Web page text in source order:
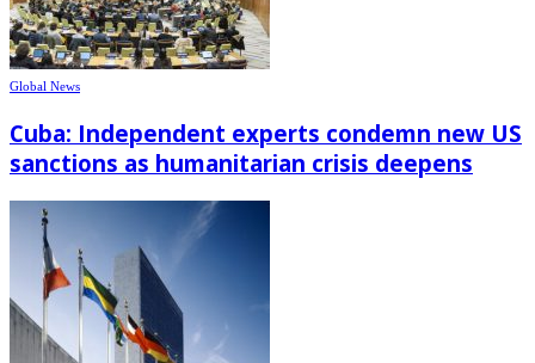
Global News
Cuba: Independent experts condemn new US
sanctions as humanitarian crisis deepens